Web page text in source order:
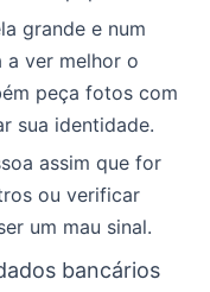
grande e num
a ver melhor o
peça fotos com
sua identidade.
assim que for
ou verificar
um mau sinal.
bancários